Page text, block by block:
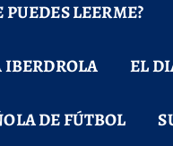
PUEDES LEERME?
IBERDROLA EL
DE FÚTBOL